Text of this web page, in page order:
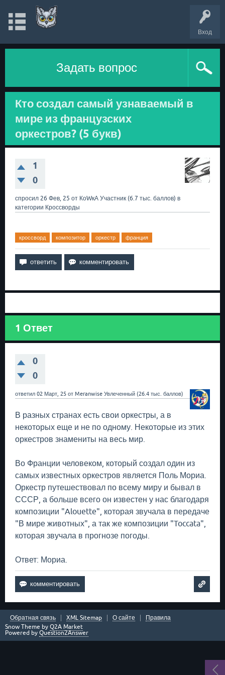
Вход
Задать вопрос
Кто создал самый узнаваемый в
мире из французских
оркестров? (5 букв)
1
0
спросил 26 Фев, 25 от КоWкА Участник (6.7 тыс. баллов) в
категории Кроссворды
кроссворд композитор оркестр франция
1 Ответ
0
0
ответил 02 Март, 25 от Meranwise Увлеченный (26.4 тыс. баллов)
В разных странах есть свои оркестры, а в
некоторых еще и не по одному. Некоторые из этих
оркестров знамениты на весь мир.
Во Франции человеком, который создал один из
самых известных оркестров является Поль Мориа.
Оркестр путешествовал по всему миру и бывал в
СССР, а больше всего он известен у нас благодаря
композиции "Alouette", которая звучала в передаче
"В мире животных", а так же композиции "Toccata",
которая звучала в прогнозе погоды.
Ответ: Мориа.
Обратная связь XML Sitemap О сайте
Правила
Snow Theme by Q2A Market
Powered by Question2Answer